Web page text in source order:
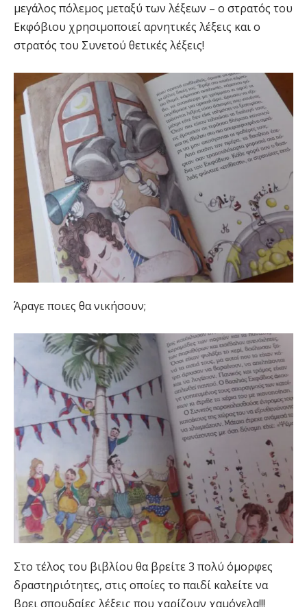
μεγάλος πόλεμος μεταξύ των λέξεων – ο στρατός του
Εκφόβιου χρησιμοποιεί αρνητικές λέξεις και ο
στρατός του Συνετού θετικές λέξεις!
Άραγε ποιες θα νικήσουν;
Στο τέλος του βιβλίου θα βρείτε 3 πολύ όμορφες
δραστηριότητες, στις οποίες το παιδί καλείτε να
βρει σπουδαίες λέξεις που χαρίζουν χαμόγελα!!!